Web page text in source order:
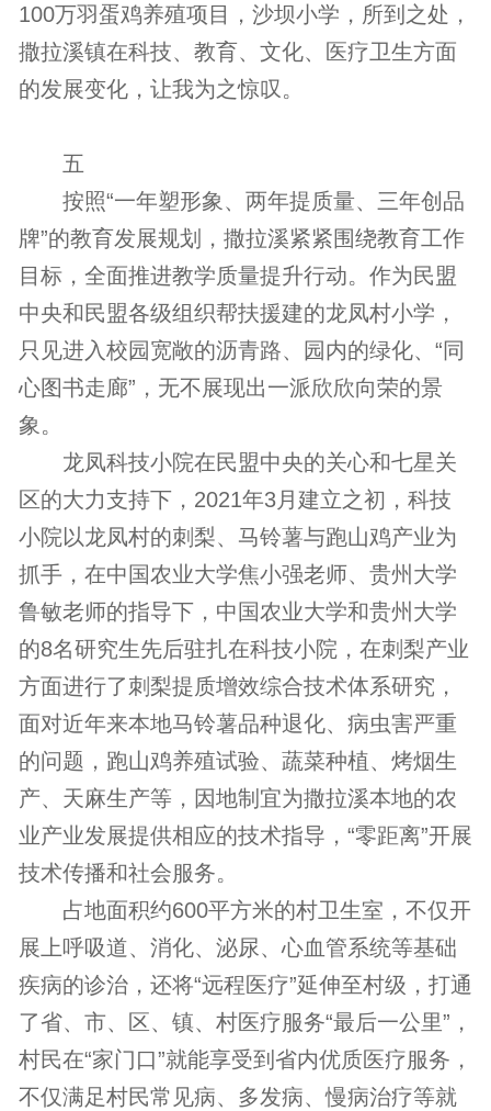
100万羽蛋鸡养殖项目，沙坝小学，所到之处，
撒拉溪镇在科技、教育、文化、医疗卫生方面
的发展变化，让我为之惊叹。
五
按照“一年塑形象、两年提质量、三年创品
牌”的教育发展规划，撒拉溪紧紧围绕教育工作
目标，全面推进教学质量提升行动。作为民盟
中央和民盟各级组织帮扶援建的龙凤村小学，
只见进入校园宽敞的沥青路、园内的绿化、“同
心图书走廊”，无不展现出一派欣欣向荣的景
象。
龙凤科技小院在民盟中央的关心和七星关
区的大力支持下，2021年3月建立之初，科技
小院以龙凤村的刺梨、马铃薯与跑山鸡产业为
抓手，在中国农业大学焦小强老师、贵州大学
鲁敏老师的指导下，中国农业大学和贵州大学
的8名研究生先后驻扎在科技小院，在刺梨产业
方面进行了刺梨提质增效综合技术体系研究，
面对近年来本地马铃薯品种退化、病虫害严重
的问题，跑山鸡养殖试验、蔬菜种植、烤烟生
产、天麻生产等，因地制宜为撒拉溪本地的农
业产业发展提供相应的技术指导，“零距离”开展
技术传播和社会服务。
占地面积约600平方米的村卫生室，不仅开
展上呼吸道、消化、泌尿、心血管系统等基础
疾病的诊治，还将“远程医疗”延伸至村级，打通
了省、市、区、镇、村医疗服务“最后一公里”，
村民在“家门口”就能享受到省内优质医疗服务，
不仅满足村民常见病、多发病、慢病治疗等就